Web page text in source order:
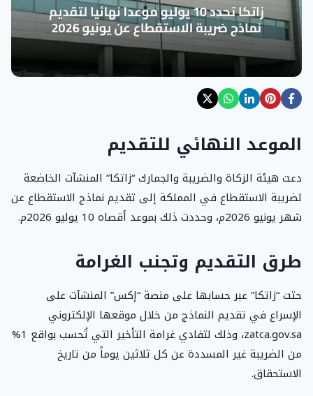
الموعد النهائي للتقديم
دعت هيئة الزكاة والضريبة والجمارك “زاتكا” المنشآت الخاضعة
لضريبة الاستقطاع في المملكة إلى تقديم نماذج الاستقطاع عن
شهر يونيو 2026م، وحددت ذلك بموعد أقصاه 10 يوليو 2026م.
طرق التقديم وتجنب الغرامة
حثت “زاتكا” عبر حسابها على منصة “إكس” المنشآت على
الإسراع في تقديم النماذج من خلال موقعها الإلكتروني
zatca.gov.sa، وذلك لتفادي غرامة التأخير التي تُحسب بواقع 1%
من الضريبة غير المسددة عن كل ثلاثين يوماً من تاريخ
الاستحقاق.